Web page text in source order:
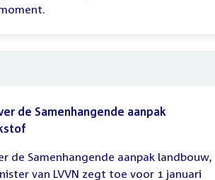
de Samenhangende aanpak
de Samenhangende aanpak landbouw,
van LVVN zegt toe voor 1 januari